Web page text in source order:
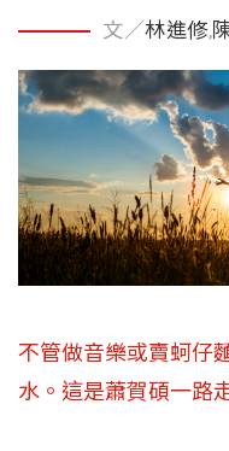
文／林進修,
不管做音樂或賣蚵仔
水。這是蕭賀碩一路